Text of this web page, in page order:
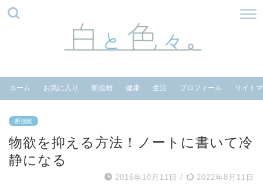
ホーム お気に入り 断捨離 健康 生活 プロフィール サイト
断捨離
物欲を抑える方法！ノートに書いて冷
静になる
2016年10月11日 / 2022年8月11日